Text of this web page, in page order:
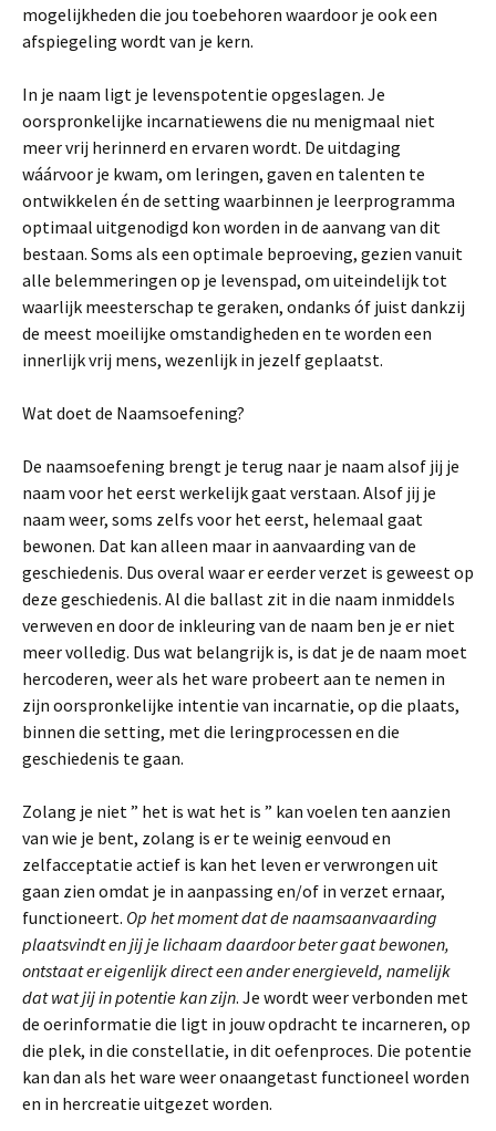
mogelijkheden die jou toebehoren waardoor je ook een
afspiegeling wordt van je kern.
In je naam ligt je levenspotentie opgeslagen. Je
oorspronkelijke incarnatiewens die nu menigmaal niet
meer vrij herinnerd en ervaren wordt. De uitdaging
wáárvoor je kwam, om leringen, gaven en talenten te
ontwikkelen én de setting waarbinnen je leerprogramma
optimaal uitgenodigd kon worden in de aanvang van dit
bestaan. Soms als een optimale beproeving, gezien vanuit
alle belemmeringen op je levenspad, om uiteindelijk tot
waarlijk meesterschap te geraken, ondanks óf juist dankzij
de meest moeilijke omstandigheden en te worden een
innerlijk vrij mens, wezenlijk in jezelf geplaatst.
Wat doet de Naamsoefening?
De naamsoefening brengt je terug naar je naam alsof jij je
naam voor het eerst werkelijk gaat verstaan. Alsof jij je
naam weer, soms zelfs voor het eerst, helemaal gaat
bewonen. Dat kan alleen maar in aanvaarding van de
geschiedenis. Dus overal waar er eerder verzet is geweest op
deze geschiedenis. Al die ballast zit in die naam inmiddels
verweven en door de inkleuring van de naam ben je er niet
meer volledig. Dus wat belangrijk is, is dat je de naam moet
hercoderen, weer als het ware probeert aan te nemen in
zijn oorspronkelijke intentie van incarnatie, op die plaats,
binnen die setting, met die leringprocessen en die
geschiedenis te gaan.
Zolang je niet ” het is wat het is ” kan voelen ten aanzien
van wie je bent, zolang is er te weinig eenvoud en
zelfacceptatie actief is kan het leven er verwrongen uit
gaan zien omdat je in aanpassing en/of in verzet ernaar,
functioneert. Op het moment dat de naamsaanvaarding
plaatsvindt en jij je lichaam daardoor beter gaat bewonen,
ontstaat er eigenlijk direct een ander energieveld, namelijk
dat wat jij in potentie kan zijn. Je wordt weer verbonden met
de oerinformatie die ligt in jouw opdracht te incarneren, op
die plek, in die constellatie, in dit oefenproces. Die potentie
kan dan als het ware weer onaangetast functioneel worden
en in hercreatie uitgezet worden.